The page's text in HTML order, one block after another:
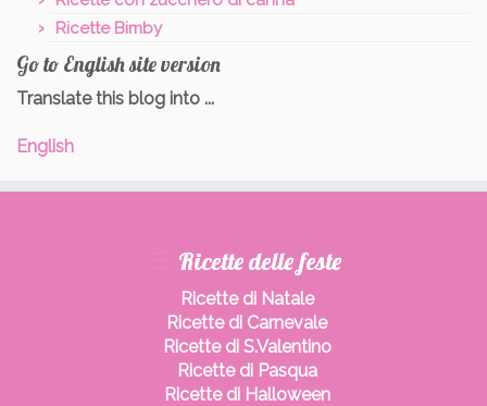
Ricette Bimby
Go to English site version
Translate this blog into ...
English
Ricette delle feste
Ricette di Natale
Ricette di Carnevale
Ricette di S.Valentino
Ricette di Pasqua
Ricette di Halloween